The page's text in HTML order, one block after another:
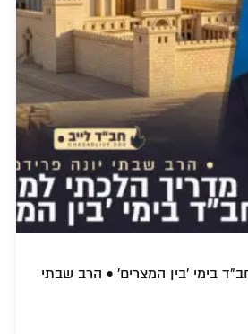
בימי 'בין המצרים' • הרב שבתי